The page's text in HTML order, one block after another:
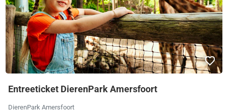
Entreeticket DierenPark Amersfoort
DierenPark Amersfoort